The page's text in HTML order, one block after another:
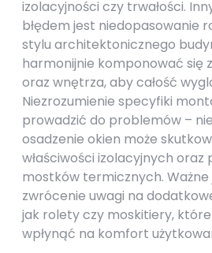
izolacyjności czy trwałości.
błędem jest niedopasowanie
stylu architektonicznego
harmonijnie komponować się
oraz wnętrza, aby całość
Niezrozumienie specyfiki
prowadzić do problemów –
osadzenie okien może
właściwości izolacyjnych oraz
mostków termicznych. Ważne
zwrócenie uwagi na
jak rolety czy moskitiery,
wpłynąć na komfort